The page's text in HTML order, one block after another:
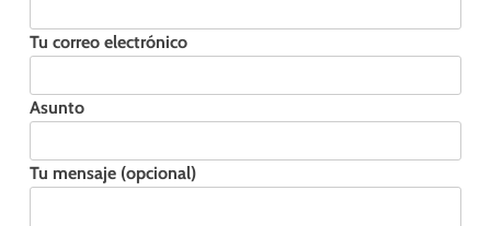
Tu correo electrónico
Asunto
Tu mensaje (opcional)